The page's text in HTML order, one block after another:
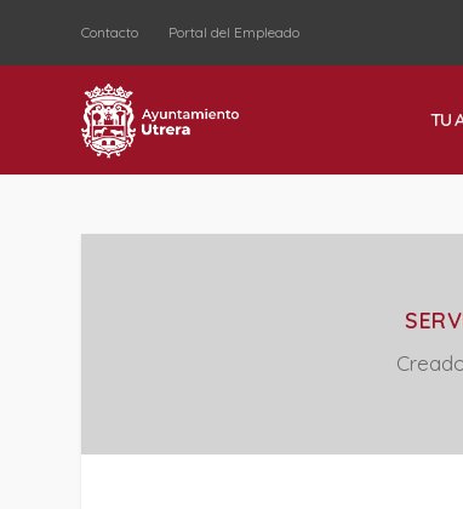
Contacto Portal del Empleado
TU